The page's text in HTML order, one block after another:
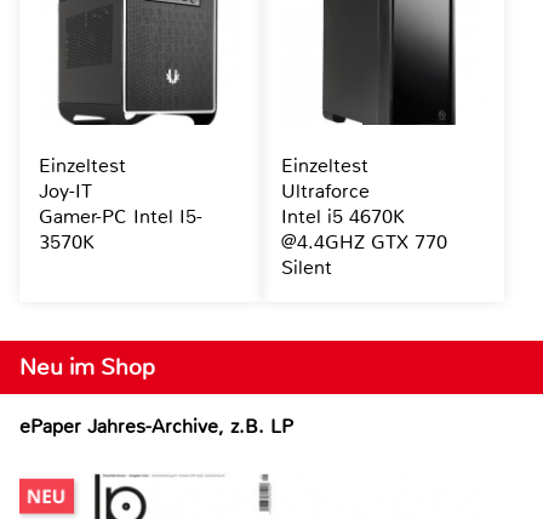
Neu im Shop
ePaper Jahres-Archive, z.B. LP
Einzeltest
Joy-IT
Gamer-PC Intel I5-
3570K
Einzeltest
Ultraforce
Intel i5 4670K
@4.4GHZ GTX 770
Silent